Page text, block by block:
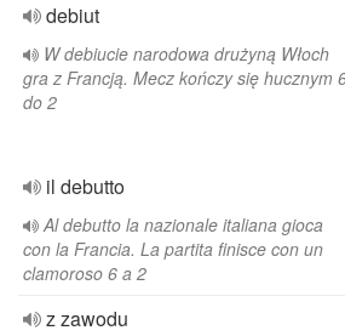
debiut
W debiucie narodowa drużyną Włoch
gra z Francją. Mecz kończy się hucznym
do 2
il debutto
Al debutto la nazionale italiana gioca
con la Francia. La partita finisce con un
clamoroso 6 a 2
z zawodu